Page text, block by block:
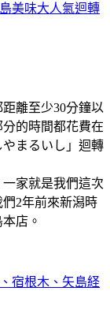
美味大人氣迴轉
離至少30分鐘以
分的時間都花費在
まるいし」迴轉
家就是我們這次
2年前來新潟時
店。
宿根木、矢島経